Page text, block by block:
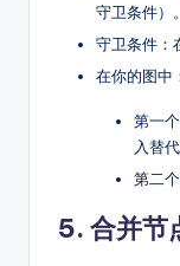
守卫条件）。
守卫条件：
在你的图中
第一个
入替
第二个
5. 合并节